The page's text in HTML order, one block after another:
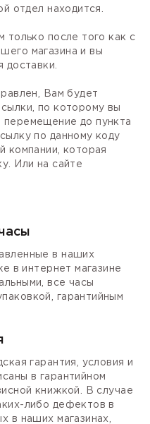
отдел находится.
только после того как с
магазина и вы
доставки.
Вам будет
по которому вы
до пункта
по данному коду
компании, которая
Или на сайте
в наших
в интернет магазине
все часы
гарантийным
гарантия, условия и
в гарантийном
книжкой. В случае
либо дефектов в
в наших магазинах,